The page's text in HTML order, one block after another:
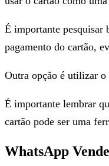
É importante pesquisar
pagamento do cartão,
Outra opção é utilizar o
É importante lembrar
cartão pode ser uma
WhatsApp